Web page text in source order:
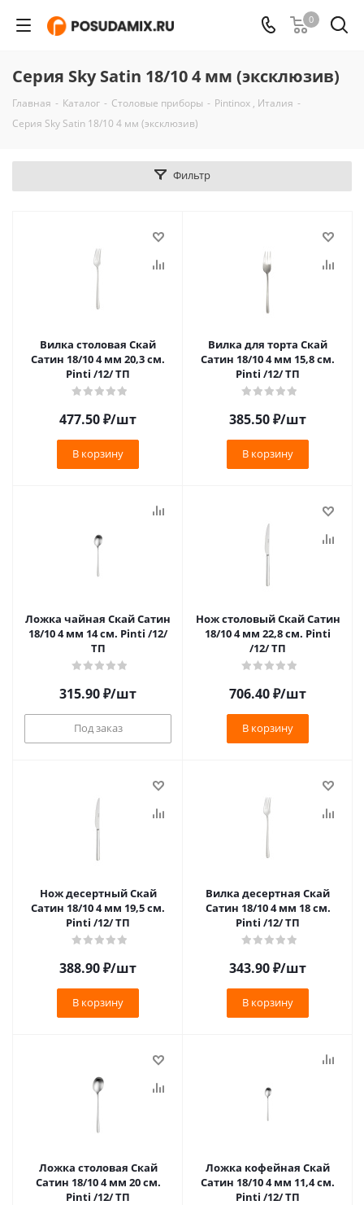
0
Серия Sky Satin 18/10 4 мм (эксклюзив)
Главная - Каталог - Столовые приборы - Pintinox , Италия -
Серия Sky Satin 18/10 4 мм (эксклюзив)
Фильтр
Вилка столовая Скай
Сатин 18/10 4 мм 20,3 см.
Pinti /12/ ТП
477.50₽/шт
В корзину
Вилка для торта Скай
Сатин 18/10 4 мм 15,8 см.
Pinti /12/ ТП
385.50₽/шт
В корзину
Ложка чайная Скай Сатин
18/10 4 мм 14 см. Pinti /12/
ТП
315.90₽/шт
Под заказ
Нож столовый Скай Сатин
18/10 4 мм 22,8 см. Pinti
/12/ ТП
706.40₽/шт
В корзину
Нож десертный Скай
Сатин 18/10 4 мм 19,5 см.
Pinti /12/ ТП
388.90₽/шт
В корзину
Вилка десертная Скай
Сатин 18/10 4 мм 18 см.
Pinti /12/ ТП
343.90₽/шт
В корзину
Ложка столовая Скай
Сатин 18/10 4 мм 20 см.
Pinti /12/ ТП
Ложка кофейная Скай
Сатин 18/10 4 мм 11,4 см.
Pinti /12/ ТП